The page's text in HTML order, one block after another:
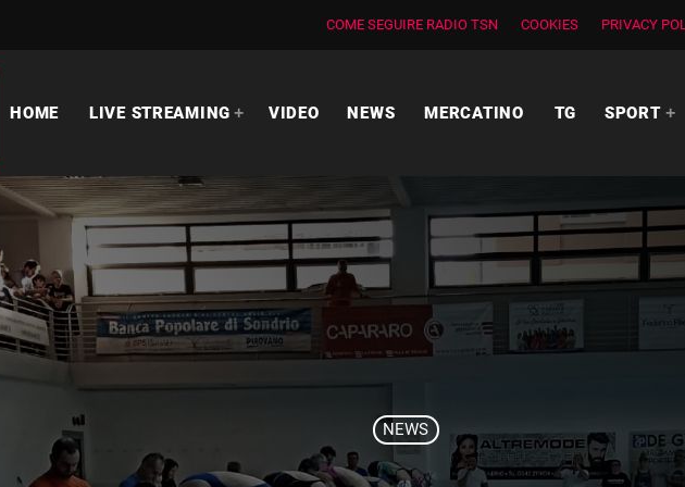
COME SEGUIRE RADIO TSN COOKIES PRIVACY
HOME LIVE STREAMING VIDEO NEWS MERCATINO TG SPORT
NEWS